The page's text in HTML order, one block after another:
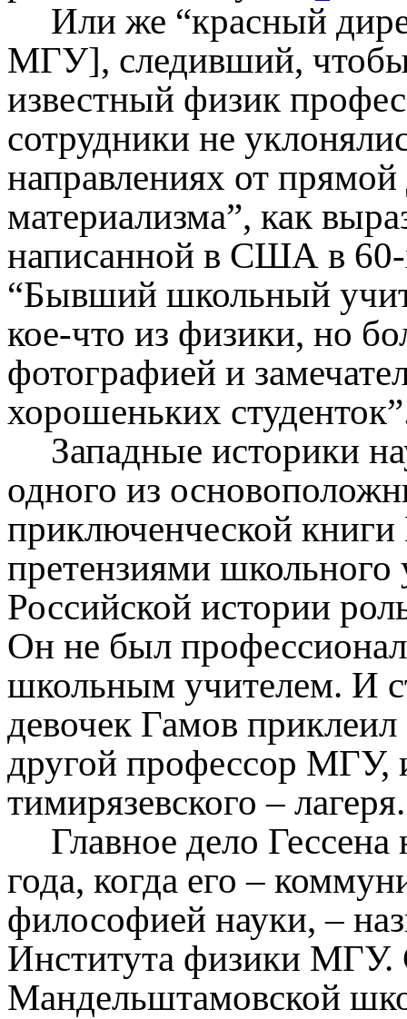
Или же “красный
МГУ], следивший,
известный физик
сотрудники не
направлениях от
материализма”, как
написанной в США в 60-
“Бывший школьный
кое-что из физики, но
фотографией и
хорошеньких
Западные историки
одного из
приключенческой книги
претензиями школьного
Российской истории
Он не был
школьным учителем. И
девочек Гамов
другой профессор МГУ,
тимирязевского –
Главное дело Гессена
года, когда его –
философией науки, –
Института физики МГУ.
Мандельштамовской